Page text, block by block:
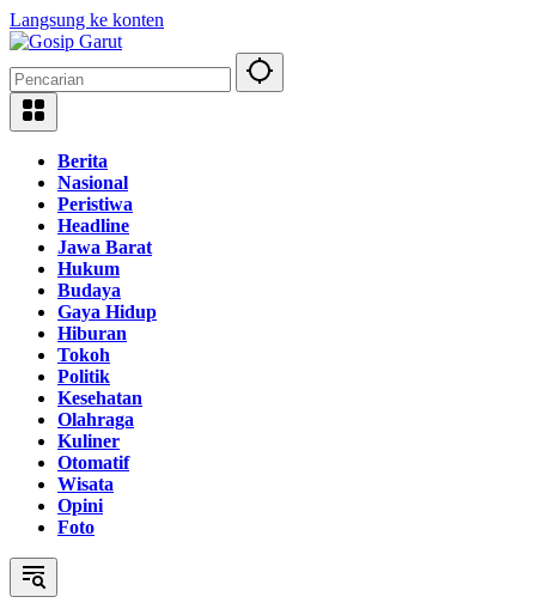
Langsung ke konten
Berita
Nasional
Peristiwa
Headline
Jawa Barat
Hukum
Budaya
Gaya Hidup
Hiburan
Tokoh
Politik
Kesehatan
Olahraga
Kuliner
Otomatif
Wisata
Opini
Foto